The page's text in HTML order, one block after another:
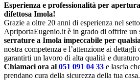
Esperienza e professionalità per
difettosa Imola!
Grazie a oltre 20 anni di esperienza nel
ApriportaEugenio.it è in grado di offrire un
serrature a Imola impeccabile per
nostra competenza e l’attenzione ai dettagli
garantirti un lavoro di alta qualità e
Chiamaci ora al 051 091 04 33 e lascia
prendano cura della sicurezza della tua casa.